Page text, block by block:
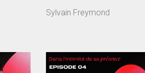
Sylvain Freymond